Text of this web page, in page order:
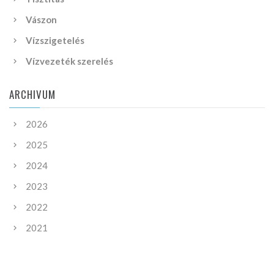
Vászon
Vízszigetelés
Vízvezeték szerelés
ARCHIVUM
2026
2025
2024
2023
2022
2021